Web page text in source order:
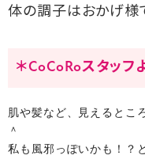
体の調子はおかげ様
＊CoCoRoスタッフ
肌や髪など、見えるとこ
＾
私も風邪っぽいかも！？